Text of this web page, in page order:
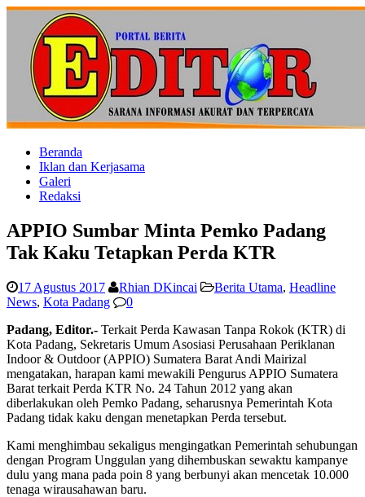
Beranda
Iklan dan Kerjasama
Galeri
Redaksi
APPIO Sumbar Minta Pemko Padang
Tak Kaku Tetapkan Perda KTR
17 Agustus 2017 Rhian DKincai Berita Utama, Headline
News, Kota Padang
0
Padang, Editor.- Terkait Perda Kawasan Tanpa Rokok (KTR) di
Kota Padang, Sekretaris Umum Asosiasi Perusahaan Periklanan
Indoor & Outdoor (APPIO) Sumatera Barat Andi Mairizal
mengatakan, harapan kami mewakili Pengurus APPIO Sumatera
Barat terkait Perda KTR No. 24 Tahun 2012 yang akan
diberlakukan oleh Pemko Padang, seharusnya Pemerintah Kota
Padang tidak kaku dengan menetapkan Perda tersebut.
Kami menghimbau sekaligus mengingatkan Pemerintah sehubungan
dengan Program Unggulan yang dihembuskan sewaktu kampanye
dulu yang mana pada poin 8 yang berbunyi akan mencetak 10.000
tenaga wirausahawan baru.